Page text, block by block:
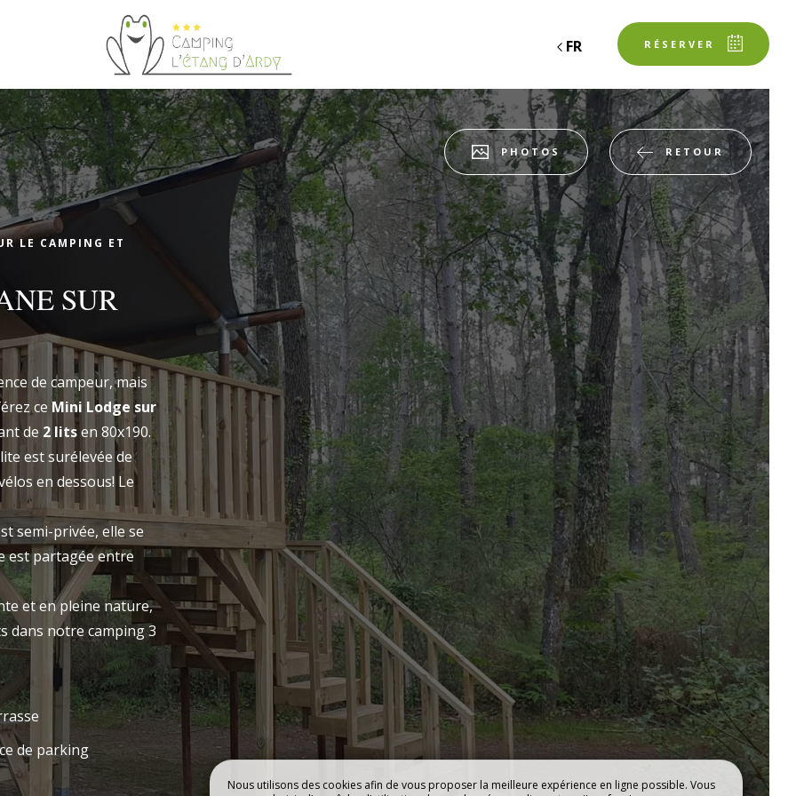
RÉSERVER
FR
HÉBERGEMENTS EMPLACEMENTS
demande de réservation espace client
DEMANDE DE RÉSERVATION
Arrivée
Arrivée
Départ
Départ
Réserver
PHOTOS RETOUR
LE CAMPING ET
SUR
de campeur, mais
ceMini Lodge sur
de 2 litsen 80x190.
est surélevée de
en dessous! Le
semi-privée, elle se
est partagée entre
et en pleine nature,
dans notre camping 3
de parking
Nous utilisons des cookies afin de vous proposer la meilleure expérience en ligne possible. Vous